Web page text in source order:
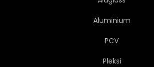
Aluminium
PCV
Pleksi